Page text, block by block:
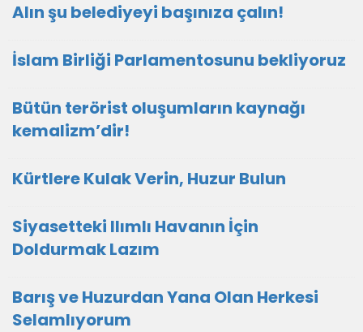
Alın şu belediyeyi başınıza çalın!
İslam Birliği Parlamentosunu bekliyoruz
Bütün terörist oluşumların kaynağı
kemalizm’dir!
Kürtlere Kulak Verin, Huzur Bulun
Siyasetteki Ilımlı Havanın İçin
Doldurmak Lazım
Barış ve Huzurdan Yana Olan Herkesi
Selamlıyorum